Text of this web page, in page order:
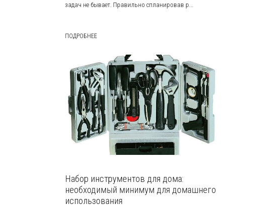
задач не бывает. Правильно спланировав р...
ПОДРОБНЕЕ
Набор инструментов для дома:
необходимый минимум для домашнего
использования